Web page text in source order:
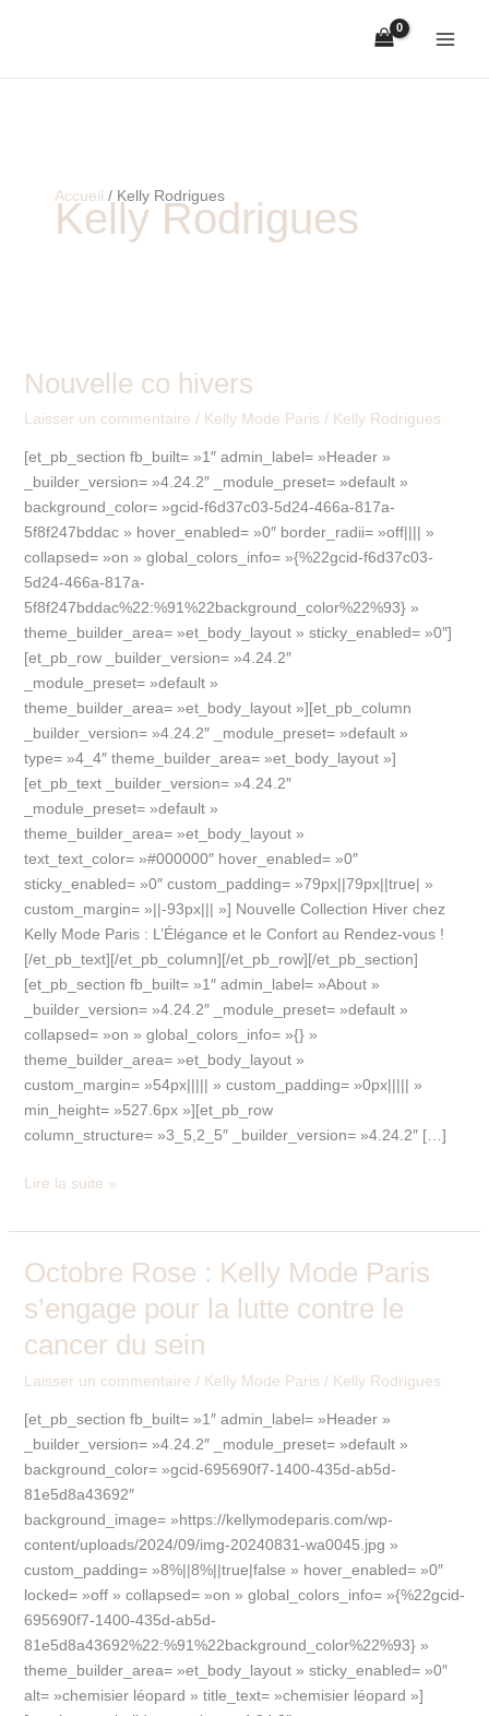
Accueil Kelly Rodrigues
Kelly Rodrigues
Nouvelle co hivers
Laisser un commentaire / Kelly Mode Paris / Kelly Rodrigues
[et_pb_section fb_built= »1″ admin_label= »Header »
_builder_version= »4.24.2″ _module_preset= »default »
background_color= »gcid-f6d37c03-5d24-466a-817a-
5f8f247bddac » hover_enabled= »0″ border_radii= »off|||| »
collapsed= »on » global_colors_info= »{%22gcid-f6d37c03-
5d24-466a-817a-
5f8f247bddac%22:%91%22background_color%22%93} »
theme_builder_area= »et_body_layout » sticky_enabled= »0″]
[et_pb_row _builder_version= »4.24.2″
_module_preset= »default »
theme_builder_area= »et_body_layout »][et_pb_column
_builder_version= »4.24.2″ _module_preset= »default »
type= »4_4″ theme_builder_area= »et_body_layout »]
[et_pb_text _builder_version= »4.24.2″
_module_preset= »default »
theme_builder_area= »et_body_layout »
text_text_color= »#000000″ hover_enabled= »0″
sticky_enabled= »0″ custom_padding= »79px||79px||true| »
custom_margin= »||-93px||| »] Nouvelle Collection Hiver chez
Kelly Mode Paris : L’Élégance et le Confort au Rendez-vous !
[/et_pb_text][/et_pb_column][/et_pb_row][/et_pb_section]
[et_pb_section fb_built= »1″ admin_label= »About »
_builder_version= »4.24.2″ _module_preset= »default »
collapsed= »on » global_colors_info= »{} »
theme_builder_area= »et_body_layout »
custom_margin= »54px||||| » custom_padding= »0px||||| »
min_height= »527.6px »][et_pb_row
column_structure= »3_5,2_5″ _builder_version= »4.24.2″ […]
Nouvelle
hivers
Lire la suite »
Octobre Rose : Kelly Mode Paris
s’engage pour la lutte contre le
cancer du sein
Laisser un commentaire / Kelly Mode Paris / Kelly Rodrigues
[et_pb_section fb_built= »1″ admin_label= »Header »
_builder_version= »4.24.2″ _module_preset= »default »
background_color= »gcid-695690f7-1400-435d-ab5d-
81e5d8a43692″
background_image= »https://kellymodeparis.com/wp-
content/uploads/2024/09/img-20240831-wa0045.jpg »
custom_padding= »8%||8%||true|false » hover_enabled= »0″
locked= »off » collapsed= »on » global_colors_info= »{%22gcid-
695690f7-1400-435d-ab5d-
81e5d8a43692%22:%91%22background_color%22%93} »
theme_builder_area= »et_body_layout » sticky_enabled= »0″
alt= »chemisier léopard » title_text= »chemisier léopard »]
Octobre
:
Kelly
Paris
s’engage
pour
la
lutte
contre
le
cancer
du
sein